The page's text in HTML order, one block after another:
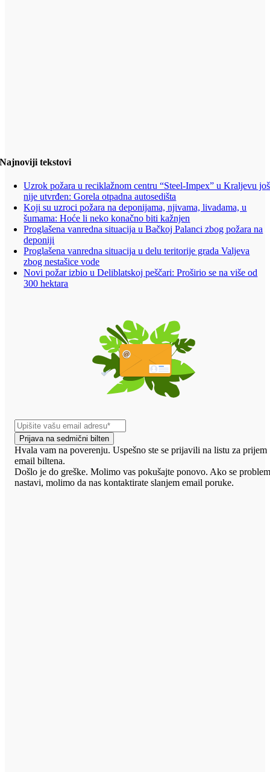
Najnoviji tekstovi
Uzrok požara u reciklažnom centru “Steel-Impex” u Kraljevu još
nije utvrđen: Gorela otpadna autosedišta
Koji su uzroci požara na deponijama, njivama, livadama, u
šumama: Hoće li neko konačno biti kažnjen
Proglašena vanredna situacija u Bačkoj Palanci zbog požara na
deponiji
Proglašena vanredna situacija u delu teritorije grada Valjeva
zbog nestašice vode
Novi požar izbio u Deliblatskoj peščari: Proširio se na više od
300 hektara
Prijava na sedmični bilten
Hvala vam na poverenju. Uspešno ste se prijavili na listu za prijem
email biltena.
Došlo je do greške. Molimo vas pokušajte ponovo. Ako se
nastavi, molimo da nas kontaktirate slanjem email poruke.